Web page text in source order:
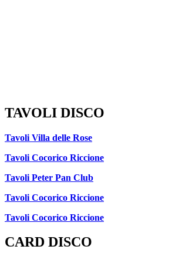
TAVOLI DISCO
Tavoli Villa delle Rose
Tavoli Cocorico Riccione
Tavoli Peter Pan Club
Tavoli Cocorico Riccione
Tavoli Cocorico Riccione
CARD DISCO